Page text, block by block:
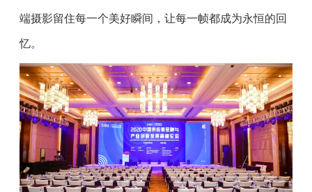
端摄影留住每一个美好瞬间，让每一帧都成为永恒的回
忆。